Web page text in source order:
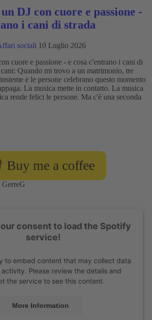
DJ con cuore e passione -
i cani di strada
sociali 10 Luglio 2026
cuore e passione - e cosa c'entrano i cani di
Quando mi trovo a un matrimonio, tre
e le persone celebrano questo momento
La musica mette in contatto. La musica
rende felici le persone. Ma c'è una seconda
Buy me a coffee
GerreG
consent to load the Spotify
service!
to embed content that may collect data
Please review the details and
the service to see this content.
More Information